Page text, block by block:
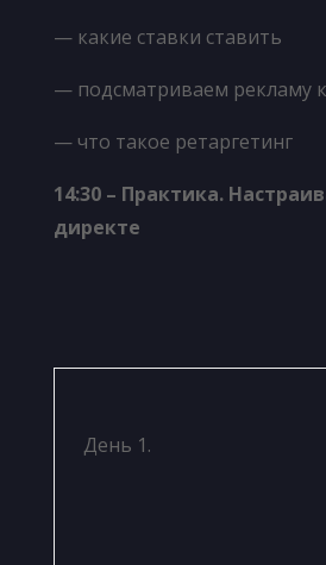
— какие ставки ставить
— подсматриваем рекламу
— что такое ретаргетинг
14:30 – Практика.
директе
День 1.